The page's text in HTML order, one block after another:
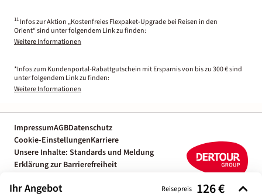
Ihr Angebot Reisepreis 126 €
11 Infos zur Aktion „Kostenfreies Flexpaket-Upgrade bei Reisen in den
Orient“ sind unter folgendem Link zu finden:
Weitere Informationen
*Infos zum Kundenportal-Rabattgutschein mit Ersparnis von bis zu 300 € sind
unter folgendem Link zu finden:
Weitere Informationen
ImpressumAGBDatenschutz
Cookie-EinstellungenKarriere
Unsere Inhalte: Standards und Meldung
Erklärung zur Barrierefreiheit
Reiseexperten